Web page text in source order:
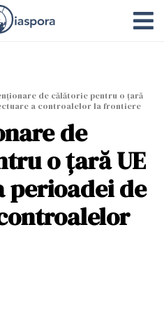
de călătorie pentru o ţară
a controalelor la frontiere
de
o ţară UE
perioadei de